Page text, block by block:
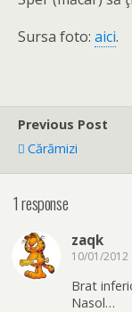
Sursa foto: aici.
Previous Post
Cărămizi
1 response
zaqk
10/01/2012
Brat
Nasol…